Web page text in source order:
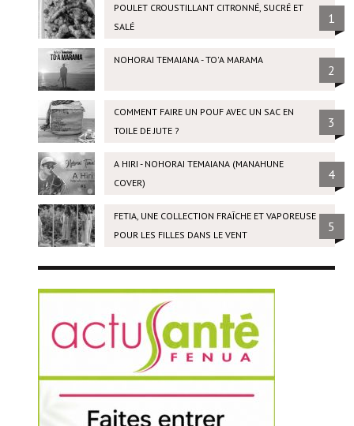
POULET CROUSTILLANT CITRONNÉ, SUCRÉ ET
SALÉ
1
NOHORAI TEMAIANA - TO'A MARAMA
2
COMMENT FAIRE UN POUF AVEC UN SAC EN
TOILE DE JUTE ?
3
A HIRI - NOHORAI TEMAIANA (MANAHUNE
COVER)
4
FETIA, UNE COLLECTION FRAÎCHE ET VAPOREUSE
POUR LES FILLES DANS LE VENT
5